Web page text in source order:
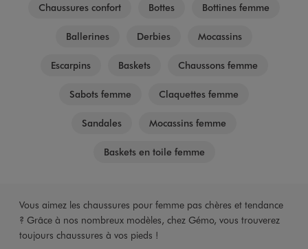
Chaussures confort Bottes Bottines femme
Ballerines Derbies Mocassins
Escarpins Baskets Chaussons femme
Sabots femme Claquettes femme
Sandales Mocassins femme
Baskets en toile femme
Vous aimez les chaussures pour femme pas chères et tendance
? Grâce à nos nombreux modèles, chez Gémo, vous trouverez
toujours chaussures à vos pieds !